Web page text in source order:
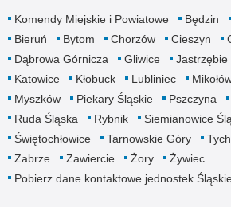
Komendy Miejskie i Powiatowe Będzin
Bieruń
Bytom Chorzów Cieszyn
Dąbrowa Górnicza
Gliwice Jastrzębie
Katowice
Kłobuck Lubliniec
Myszków
Piekary Śląskie Pszczyna
Ruda Śląska
Rybnik Siemianowice
Świętochłowice
Tarnowskie Góry
Zabrze
Zawiercie Żory
Żywiec
Pobierz dane kontaktowe jednostek